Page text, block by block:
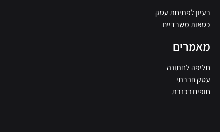
רעיון לפתיחת עסק
כסאות משרדיים
מאמרים
חליפה לחתונה
עסק חברתי
חופים בכנרת